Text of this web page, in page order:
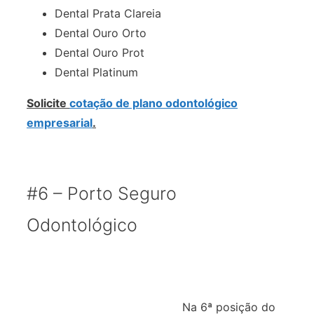
Dental Prata Clareia
Dental Ouro Orto
Dental Ouro Prot
Dental Platinum
Solicite cotação de plano odontológico
empresarial.
#6 – Porto Seguro
Odontológico
Na 6ª posição do